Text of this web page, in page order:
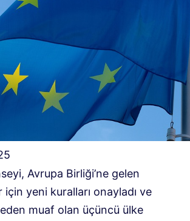
Avrupa Birliği’ne gelen
yeni kuralları onayladı ve
muaf olan üçüncü ülke